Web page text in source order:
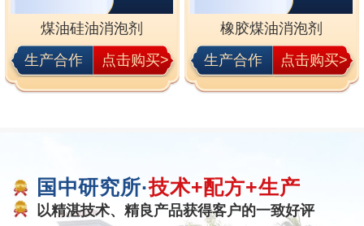
煤油硅油消泡剂
生产合作
点击购买>
橡胶煤油消泡剂
生产合作
点击购买>
国中研究所·技术+配方+生产
以精湛技术、精良产品获得客户的一致好评